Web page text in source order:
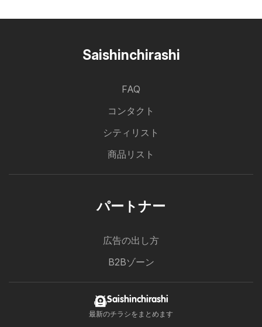
Saishinchirashi
FAQ
コンタクト
シティリスト
商品リスト
パートナー
広告の出し方
B2Bゾーン
Saishinchirashi
最新のチラシをまとめます